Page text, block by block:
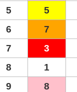
5
5
6
7
7
3
8
1
9
8